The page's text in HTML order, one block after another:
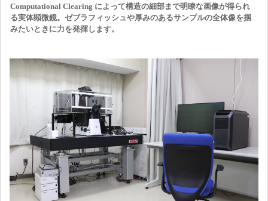
Computational Clearing によって構造の細部まで明瞭な画像が得られ
る実体顕微鏡。ゼブラフィッシュや厚みのあるサンプルの全体像を掴
みたいときに力を発揮します。